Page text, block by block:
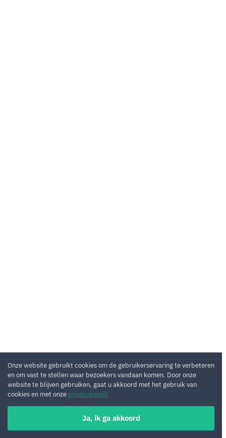
Onze website gebruikt cookies om de gebruikerservaring te verbeteren
en om vast te stellen waar bezoekers vandaan komen. Door onze
website te blijven gebruiken, gaat u akkoord met het gebruik van
cookies en met onze privacybeleid
Ja, ik ga akkoord